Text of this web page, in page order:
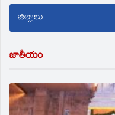
జాతీయం